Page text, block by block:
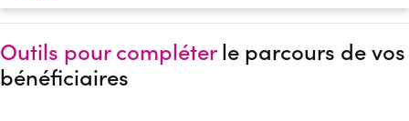
Outils pour compléterle parcours de vos
bénéficiaires